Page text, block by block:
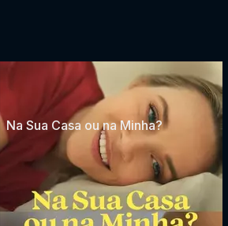
Na Sua Casa ou na Minha?